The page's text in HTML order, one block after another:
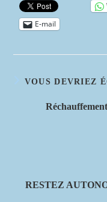
E-mail
VOUS DEVRIEZ
RESTEZ